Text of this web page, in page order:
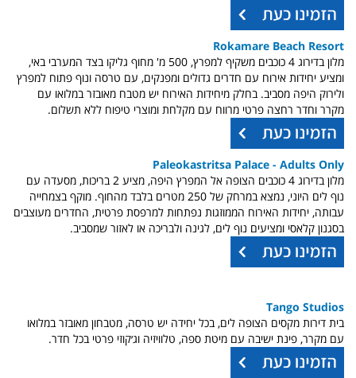
Rokamare Beach Resort
מלון בדירוג 4 כוכבים משקיף למפרץ,
500 מ' מחוף גליקו בצד המערבי באי,
ומציע יחידות אירוח עם חדרים גדולים ומפנקים, עם טרסה ונוף פתוח למפרץ
ולירוק היפה מסביב. בחלק מיחידות האירוח יש מטבח מאובזר במלואו עם
מקרר וחדר רחצה פרטי מרווח עם מקלחת ומוצרי טיפוח ללא תשלום.
Paleokastritsa Palace - Adults Only
מלון בדירוג 4 כוכבים הצופה אל המפרץ היפה,
מציע 2 בריכות, מסעדה עם
נוף לים היוני, נמצא במרחק של 250 מטרים בלבד מהחוף. מוקף בצמחייה
עבותה, יחידות האירוח הממוזגות נפתחות למרפסת פרטית, החדרים מעוצבים
בסגנון קלאסי ומציעים נוף לים, לגינה ולבריכה או לאזור שמסביב.
Tango Studios
בית דירות מקסים הצופה לים, בכל יחידה יש טרסה, מטבחון מאובזר במלואו
עם מקרר, פינת ישיבה עם מיטת ספה, טלוויזיה וג׳קוזי פרטי בכל חדר.